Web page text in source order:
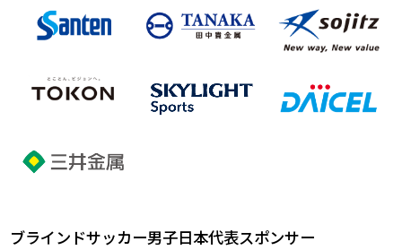
ブラインドサッカー男子日本代表スポンサー